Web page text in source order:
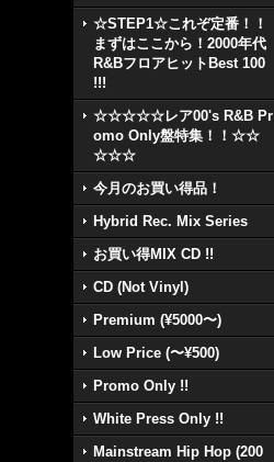
☆STEP1☆これぞ定番！！
まずはここから！2000年代
R&BフロアヒットBest 100
!!!
☆☆☆☆☆レア00's R&B Pr
omo Only盤特集！！☆☆
☆☆☆
今月のお買い得品！
Hybrid Rec. Mix Series
お買い得MIX CD !!
CD (Not Vinyl)
Premium (¥5000〜)
Low Price (〜¥500)
Promo Only !!
White Press Only !!
Mainstream Hip Hop (200